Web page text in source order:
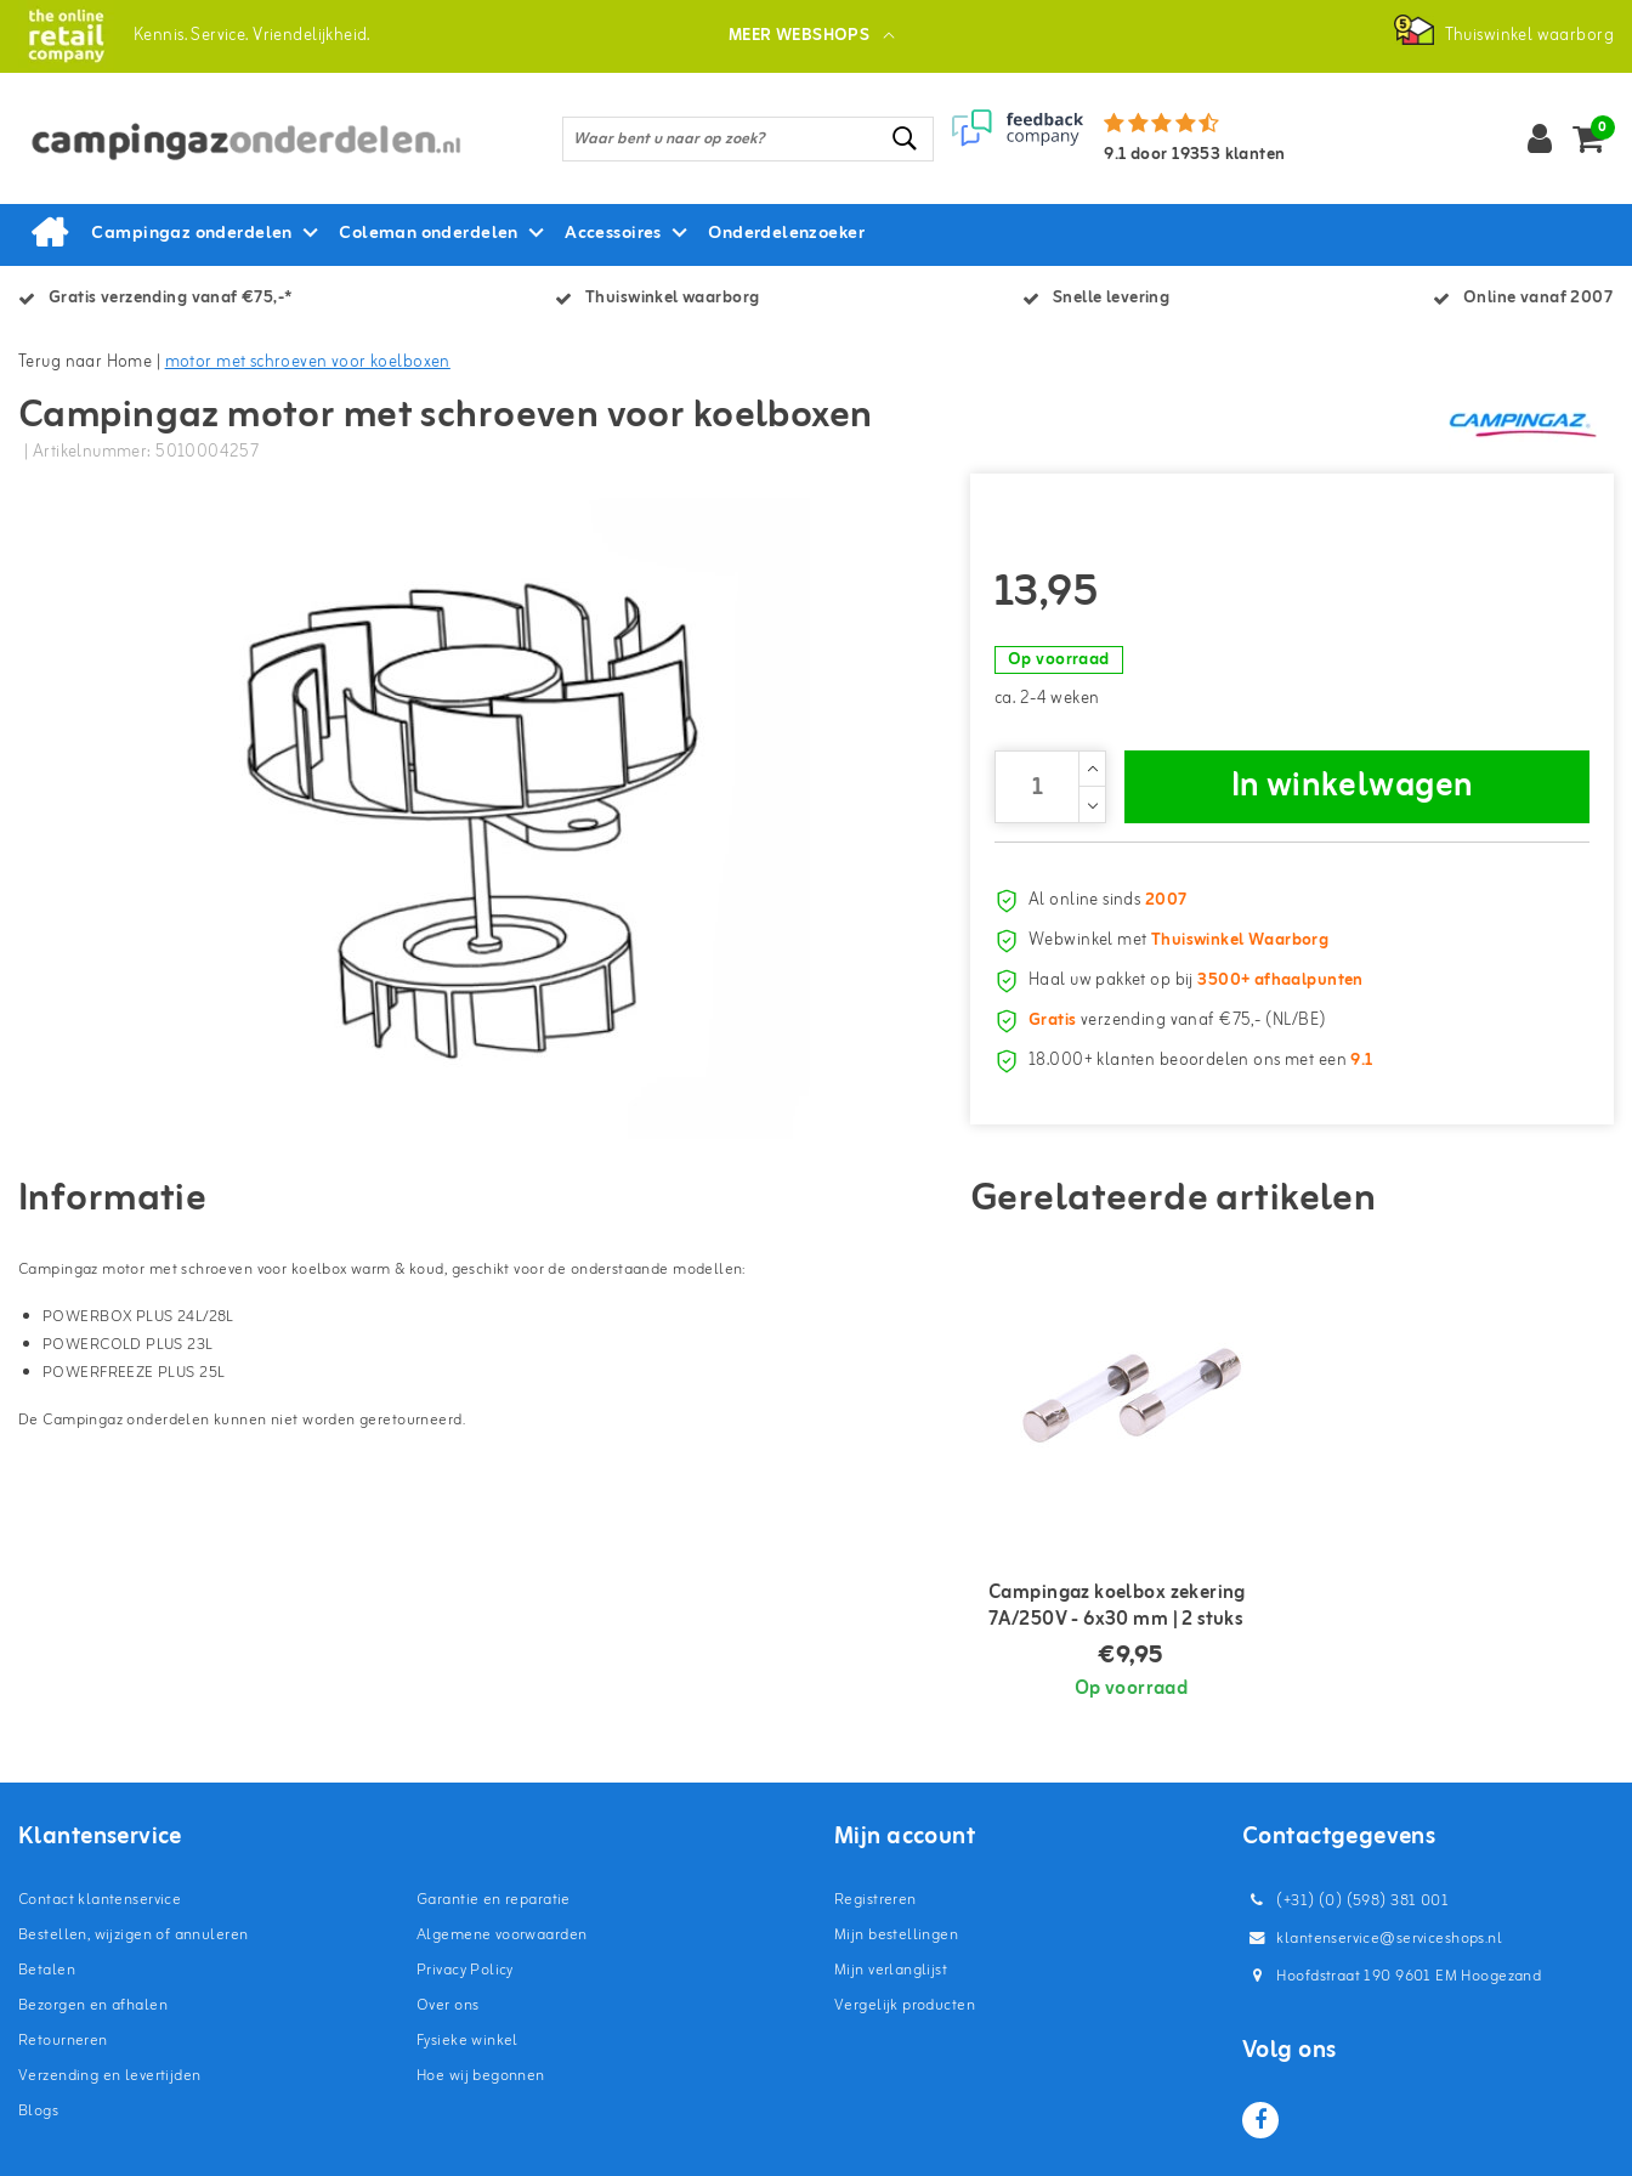
Kennis.Service.Vriendelijkheid. MEER WEBSHOPS Thuiswinkel waarborg
9.1door19353 klanten
0
Campingaz onderdelen Coleman onderdelen Accessoires Onderdelenzoeker
Gratis verzending vanaf €75,-* Thuiswinkel waarborg Snelle levering Online vanaf 2007
Terug naar Home |motor met schroeven voor koelboxen
Campingaz motor met schroeven voor koelboxen
| Artikelnummer: 5010004257
13,95
Op voorraad
ca. 2-4 weken
In winkelwagen
Al online sinds2007
Webwinkel metThuiswinkel Waarborg
Haal uw pakket op bij3500+ afhaalpunten
Gratisverzending vanaf €75,- (NL/BE)
18.000+ klanten beoordelen ons met een9.1
Informatie
Campingaz motor met schroeven voor koelbox warm & koud, geschikt voor de onderstaande modellen:
POWERBOX PLUS 24L/28L
POWERCOLD PLUS 23L
POWERFREEZE PLUS 25L
De Campingaz onderdelen kunnen niet worden geretourneerd.
Gerelateerde artikelen
Campingaz koelbox zekering
7A/250V - 6x30 mm | 2 stuks
€9,95
Op voorraad
Klantenservice
Contact klantenservice
Bestellen, wijzigen of annuleren
Betalen
Bezorgen en afhalen
Retourneren
Verzending en levertijden
Blogs
Garantie en reparatie
Algemene voorwaarden
Privacy Policy
Over ons
Fysieke winkel
Hoe wij begonnen
Mijn account
Registreren
Mijn bestellingen
Mijn verlanglijst
Vergelijk producten
Contactgegevens
(+31) (0) (598) 381 001
klantenservice@serviceshops.nl
Hoofdstraat 190 9601 EM Hoogezand
Volg ons